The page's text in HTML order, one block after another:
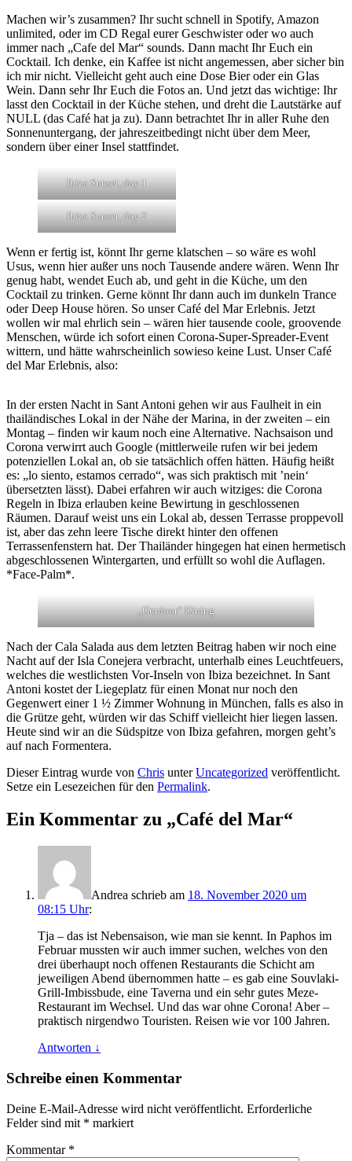
Machen wir’s zusammen? Ihr sucht schnell in Spotify, Amazon
unlimited, oder im CD Regal eurer Geschwister oder wo auch
immer nach „Cafe del Mar“ sounds. Dann macht Ihr Euch ein
Cocktail. Ich denke, ein Kaffee ist nicht angemessen, aber sicher bin
ich mir nicht. Vielleicht geht auch eine Dose Bier oder ein Glas
Wein. Dann sehr Ihr Euch die Fotos an. Und jetzt das wichtige: Ihr
lasst den Cocktail in der Küche stehen, und dreht die Lautstärke auf
NULL (das Café hat ja zu). Dann betrachtet Ihr in aller Ruhe den
Sonnenuntergang, der jahreszeitbedingt nicht über dem Meer,
sondern über einer Insel stattfindet.
Ibiza Sunset, day 1
Ibiza Sunset, day 2
Wenn er fertig ist, könnt Ihr gerne klatschen – so wäre es wohl
Usus, wenn hier außer uns noch Tausende andere wären. Wenn Ihr
genug habt, wendet Euch ab, und geht in die Küche, um den
Cocktail zu trinken. Gerne könnt Ihr dann auch im dunkeln Trance
oder Deep House hören. So unser Café del Mar Erlebnis. Jetzt
wollen wir mal ehrlich sein – wären hier tausende coole, groovende
Menschen, würde ich sofort einen Corona-Super-Spreader-Event
wittern, und hätte wahrscheinlich sowieso keine Lust. Unser Café
del Mar Erlebnis, also:
In der ersten Nacht in Sant Antoni gehen wir aus Faulheit in ein
thailändisches Lokal in der Nähe der Marina, in der zweiten – ein
Montag – finden wir kaum noch eine Alternative. Nachsaison und
Corona verwirrt auch Google (mittlerweile rufen wir bei jedem
potenziellen Lokal an, ob sie tatsächlich offen hätten. Häufig heißt
es: „lo siento, estamos cerrado“, was sich praktisch mit ’nein‘
übersetzten lässt). Dabei erfahren wir auch witziges: die Corona
Regeln in Ibiza erlauben keine Bewirtung in geschlossenen
Räumen. Darauf weist uns ein Lokal ab, dessen Terrasse proppevoll
ist, aber das zehn leere Tische direkt hinter den offenen
Terrassenfenstern hat. Der Thailänder hingegen hat einen hermetisch
abgeschlossenen Wintergarten, und erfüllt so wohl die Auflagen.
*Face-Palm*.
„Outdoor“ Dining
Nach der Cala Salada aus dem letzten Beitrag haben wir noch eine
Nacht auf der Isla Conejera verbracht, unterhalb eines Leuchtfeuers,
welches die westlichsten Vor-Inseln von Ibiza bezeichnet. In Sant
Antoni kostet der Liegeplatz für einen Monat nur noch den
Gegenwert einer 1 ½ Zimmer Wohnung in München, falls es also in
die Grütze geht, würden wir das Schiff vielleicht hier liegen lassen.
Heute sind wir an die Südspitze von Ibiza gefahren, morgen geht’s
auf nach Formentera.
Dieser Eintrag wurde von Chris unterUncategorized veröffentlicht.
Setze ein Lesezeichen für den Permalink.
Ein Kommentar zu „Café del Mar“
Andrea schrieb am 18. November 2020 um
08:15 Uhr:
Tja – das ist Nebensaison, wie man sie kennt. In Paphos im
Februar mussten wir auch immer suchen, welches von den
drei überhaupt noch offenen Restaurants die Schicht am
jeweiligen Abend übernommen hatte – es gab eine Souvlaki-
Grill-Imbissbude, eine Taverna und ein sehr gutes Meze-
Restaurant im Wechsel. Und das war ohne Corona! Aber –
praktisch nirgendwo Touristen. Reisen wie vor 100 Jahren.
Antworten ↓
Schreibe einen Kommentar
Deine E-Mail-Adresse wird nicht veröffentlicht. Erforderliche
Felder sind mit * markiert
Kommentar *